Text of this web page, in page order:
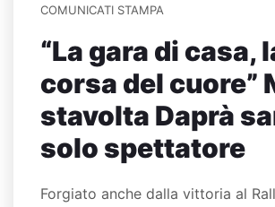
COMUNICATI STAMPA
“La gara di casa,
corsa del cuore”
stavolta Daprà
solo spettatore
Forgiato anche dalla vittoria al